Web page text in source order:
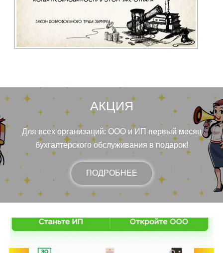
АКЦИЯ
Для всех организаций: ООО и ИП первый месяц
бухгалтерского обслуживания в подарок!
ПОДРОБНЕЕ